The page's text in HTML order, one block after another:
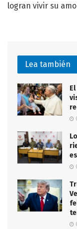
logran vivir su
Lea también